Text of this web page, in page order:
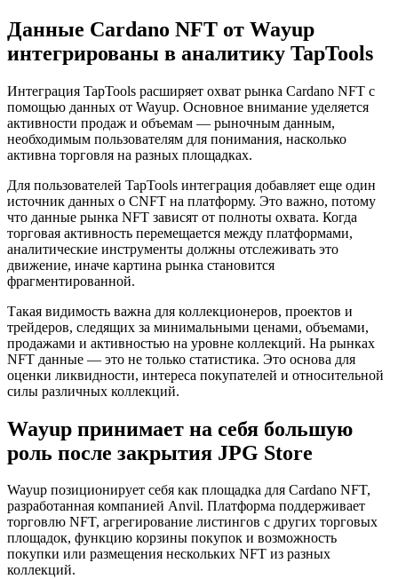
Данные Cardano NFT от Wayup
интегрированы в аналитику TapTools
Интеграция TapTools расширяет охват рынка Cardano NFT с
помощью данных от Wayup. Основное внимание уделяется
активности продаж и объемам — рыночным данным,
необходимым пользователям для понимания, насколько
активна торговля на разных площадках.
Для пользователей TapTools интеграция добавляет еще один
источник данных о CNFT на платформу. Это важно, потому
что данные рынка NFT зависят от полноты охвата. Когда
торговая активность перемещается между платформами,
аналитические инструменты должны отслеживать это
движение, иначе картина рынка становится
фрагментированной.
Такая видимость важна для коллекционеров, проектов и
трейдеров, следящих за минимальными ценами, объемами,
продажами и активностью на уровне коллекций. На рынках
NFT данные — это не только статистика. Это основа для
оценки ликвидности, интереса покупателей и относительной
силы различных коллекций.
Wayup принимает на себя большую
роль после закрытия JPG Store
Wayup позиционирует себя как площадка для Cardano NFT,
разработанная компанией Anvil. Платформа поддерживает
торговлю NFT, агрегирование листингов с других торговых
площадок, функцию корзины покупок и возможность
покупки или размещения нескольких NFT из разных
коллекций.